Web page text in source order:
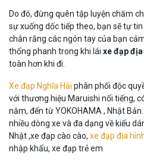
Do đó, đừng quên tập luyện chăm
sự xuống dốc tiếp theo, bạn sẽ tự
chắn rằng các ngón tay của bạn
thống phanh trong khi lái xe đạp địa
toàn hơn khi đi.
Xe đạp Nghĩa Hải phân phối độc
với thương hiệu Maruishi nổi tiếng,
năm, đến từ YOKOHAMA , Nhật
nhiều dòng xe và đa dạng về kiểu
Nhật ,xe đạp cào cào, xe đạp địa
nhập khẩu, xe đạp trẻ em